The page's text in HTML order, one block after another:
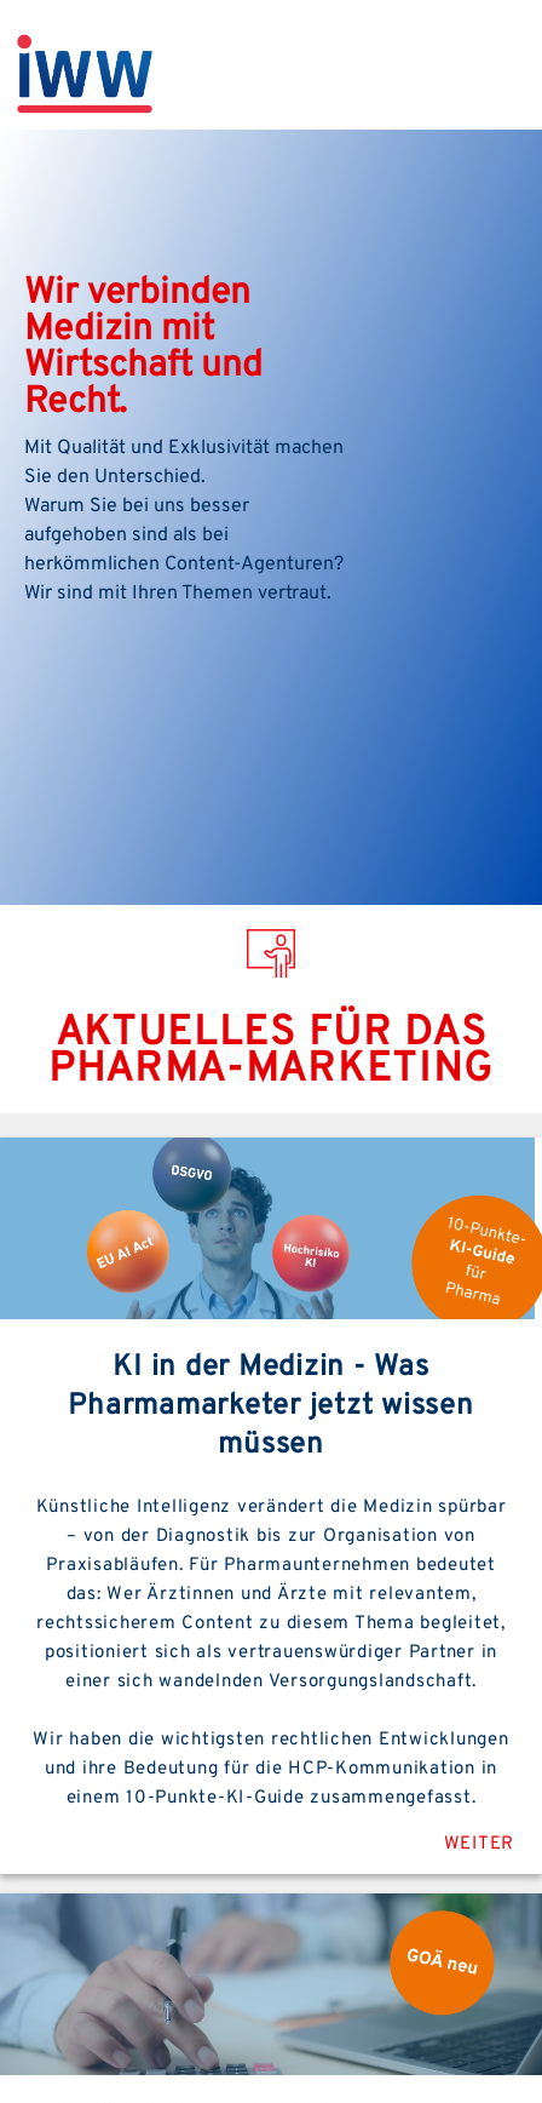
Wir verbinden
Medizin mit
Wirtschaft und
Recht.
Mit Qualität und Exklusivität machen
Sie den Unterschied.
Warum Sie bei uns besser
aufgehoben sind als bei
herkömmlichen Content-Agenturen?
Wir sind mit Ihren Themen vertraut.
AKTUELLES FÜR DAS
PHARMA-MARKETING
KI in der Medizin - Was
Pharmamarketer jetzt wissen
müssen
Künstliche Intelligenz verändert die Medizin spürbar
– von der Diagnostik bis zur Organisation von
Praxisabläufen. Für Pharmaunternehmen bedeutet
das: Wer Ärztinnen und Ärzte mit relevantem,
rechtssicherem Content zu diesem Thema begleitet,
positioniert sich als vertrauenswürdiger Partner in
einer sich wandelnden Versorgungslandschaft.
Wir haben die wichtigsten rechtlichen Entwicklungen
und ihre Bedeutung für die HCP-Kommunikation in
einem 10-Punkte-KI-Guide zusammengefasst.
WEITER